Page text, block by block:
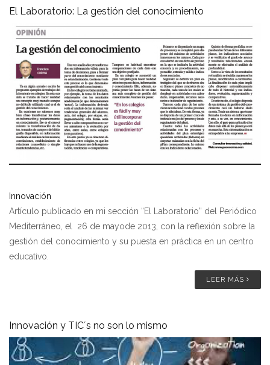
El Laboratorio: La gestión del conocimiento
Innovación
Artículo publicado en mi sección “El Laboratorio” del Periódico
Mediterráneo, el 26 de mayode 2013, con la reflexión sobre la
gestión del conocimiento y su puesta en práctica en un centro
educativo.
LEER MÁS
Innovación y TIC´s no son lo mismo